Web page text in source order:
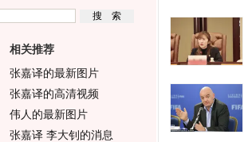
相关推荐
张嘉译的最新图片
张嘉译的高清视频
伟人的最新图片
张嘉译 李大钊的消息